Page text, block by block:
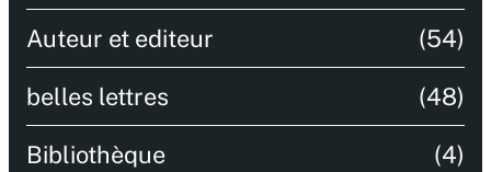
Auteur et editeur (54)
belles lettres (48)
Bibliothèque (4)